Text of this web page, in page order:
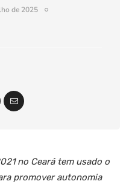
de 2025
no Ceará tem usado o
promover autonomia